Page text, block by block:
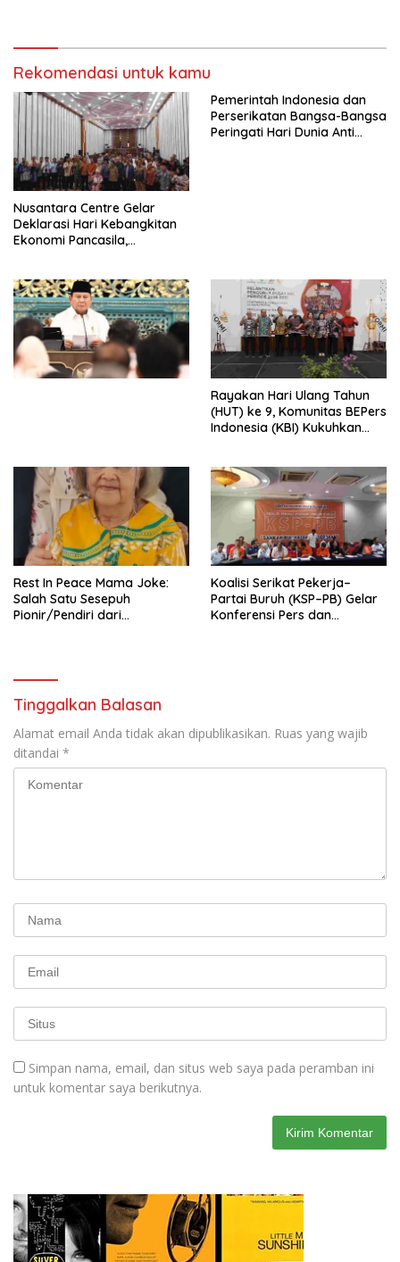
Kasih Allah.
RUU Ketenagakerjaan Baru.
Rekomendasi untuk kamu
Nusantara Centre Gelar
Deklarasi Hari Kebangkitan
Ekonomi Pancasila,
Penjajahan (Pergolakan
Ekonomi Politik Indonesia) &
Simposium Nasional “Urgensi
Undang-Undang
Perekonomian Nasional dan
Kesejahteraan Sosial dalam
Pemerintah Indonesia dan
Perserikatan Bangsa-Bangsa
Peringati Hari Dunia Anti
Rayakan Hari Ulang Tahun
(HUT) ke 9, Komunitas BEPers
Indonesia (KBI) Kukuhkan
Tema: “Penguatan dan
Pengembangan Organisasi
KBI yang Berbasis Riset di
seluruh Indonesia dan
Mancanegara”.
Rest In Peace Mama Joke:
Salah Satu Sesepuh
Pionir/Pendiri dari
Kasih Allah.
Koalisi Serikat Pekerja–
Partai Buruh (KSP–PB) Gelar
Konferensi Pers dan
Tinggalkan Balasan
Alamat email Anda tidak akan dipublikasikan. Ruas yang wajib
ditandai *
Simpan nama, email, dan situs web saya pada peramban ini
untuk komentar saya berikutnya.